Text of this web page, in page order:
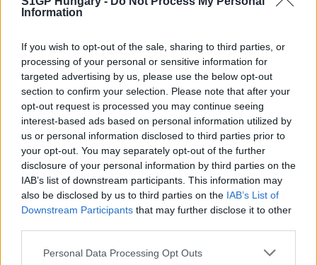
Information
If you wish to opt-out of the sale, sharing to third parties, or
processing of your personal or sensitive information for
targeted advertising by us, please use the below opt-out
section to confirm your selection. Please note that after your
opt-out request is processed you may continue seeing
interest-based ads based on personal information utilized by
us or personal information disclosed to third parties prior to
your opt-out. You may separately opt-out of the further
disclosure of your personal information by third parties on the
IAB’s list of downstream participants. This information may
also be disclosed by us to third parties on the IAB’s List of
Downstream Participants that may further disclose it to other
Personal Data Processing Opt Outs
Sky Section
Egyes pályákon kiemelt látványelemként alkalmazzák a
Sky Section-t, amely nagy ugratókat vagy hosszabb,
magasabb ívű tereprészt jelent, ahol a versenyzők a
levegőbe emelkednek. Ez a szakasz a közönség számára
különösen izgalmas, mivel látványos ugrásokat és
mutatványokat láthatnak.
Technikás kanyarok
Mind az aszfaltos, mind a terepszakaszokon éles vagy
elnyújtott kanyarok, amelyek tesztelik a versenyzők
motorozási képességeit és koncentrációját.